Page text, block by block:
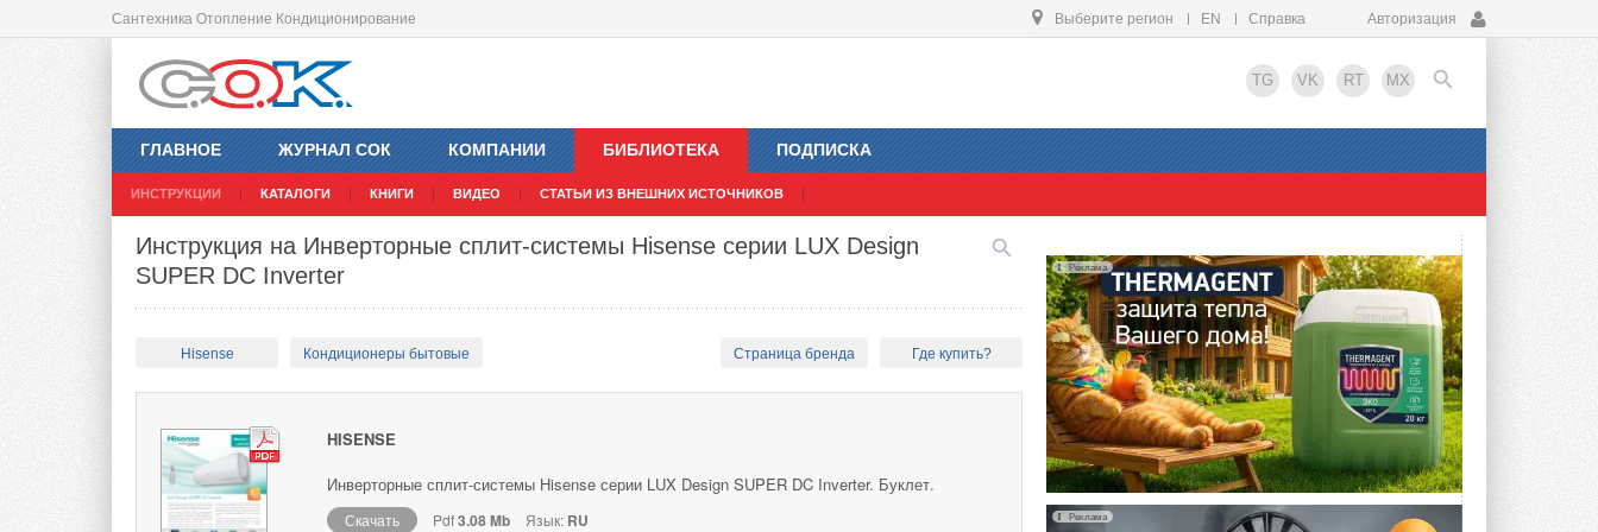
Сантехника Отопление Кондиционирование Выберите регион EN Справка Авторизация
TG VK RT MX
ГЛАВНОЕ ЖУРНАЛ СОК КОМПАНИИ БИБЛИОТЕКА
ИНСТРУКЦИИ КАТАЛОГИ КНИГИ ВИДЕО СТАТЬИ ИЗ ВНЕШНИХ ИСТОЧНИКОВ
ПОДПИСКА
EN
Инструкция на Инверторные сплит-системы Hisense серии LUX Design
SUPER DC Inverter
Hisense Кондиционеры бытовые Страница бренда Где купить?
HISENSE
Инверторные сплит-системы Hisense серии LUX Design SUPER DC Inverter. Буклет.
Скачать Pdf3.08 Mb Язык: RU
Реклама
Реклама